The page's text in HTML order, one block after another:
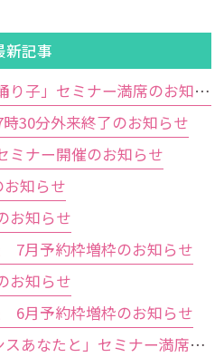
新記事
9月26日開催予定「夜の踊り子」セミナー満席のお知らせ
30分外来終了のお知らせ
ミナー開催のお知らせ
お知らせ
お知らせ
7月予約枠増枠のお知らせ
お知らせ
6月予約枠増枠のお知らせ
8月22日(土)「ラストダンスあなたと」セミナー満席のお知らせ